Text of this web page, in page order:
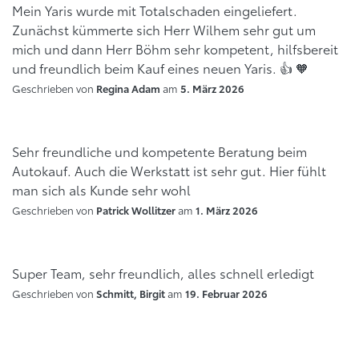
Mein Yaris wurde mit Totalschaden eingeliefert.
Zunächst kümmerte sich Herr Wilhem sehr gut um
mich und dann Herr Böhm sehr kompetent, hilfsbereit
und freundlich beim Kauf eines neuen Yaris. 👍 🧡
Geschrieben von Regina Adam am 5. März 2026
Sehr freundliche und kompetente Beratung beim
Autokauf. Auch die Werkstatt ist sehr gut. Hier fühlt
man sich als Kunde sehr wohl
Geschrieben von Patrick Wollitzeram 1. März 2026
Super Team, sehr freundlich, alles schnell erledigt
Geschrieben von Schmitt, Birgitam 19. Februar 2026